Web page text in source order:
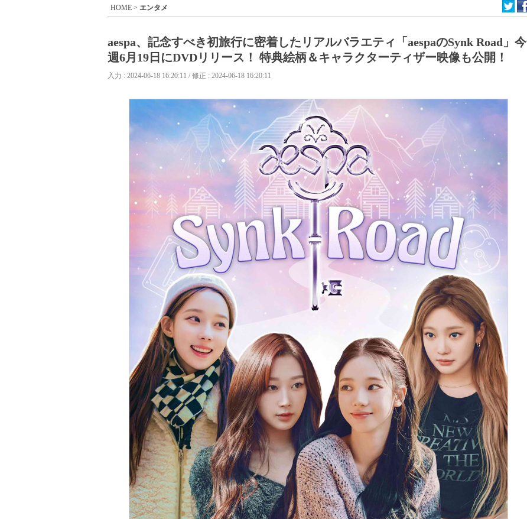
HOME > エンタメ
aespa、記念すべき初旅行に密着したリアルバラエティ「aespaのSynk Road」今
週6月19日にDVDリリース！ 特典絵柄＆キャラクターティザー映像も公開！
入力 : 2024-06-18 16:20:11 / 修正 : 2024-06-18 16:20:11